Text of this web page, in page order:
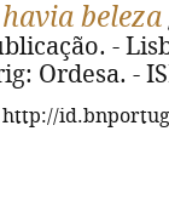
beleza
-
Ordesa. -